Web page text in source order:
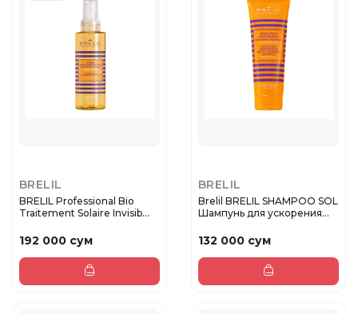
BRELIL
BRELIL Professional Bio
Traitement Solaire Invisib...
192 000 сум
BRELIL
Brelil BRELIL SHAMPOO SOL
Шампунь для ускорения
132 000 сум